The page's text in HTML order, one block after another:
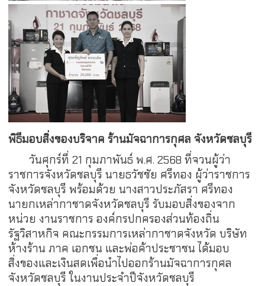
พิธีมอบสิ่งของบริจาค ร้านมัจฉาการกุศล จังหวัดชลบุรี
วันศุกร์ที่ 21 กุมภาพันธ์ พ.ศ. 2568 ที่จวนผู้ว่า
ราชการจังหวัดชลบุรี นายธวัชชัย ศรีทอง ผู้ว่าราชการ
จังหวัดชลบุรี พร้อมด้วย นางสาวประภัสรา ศรีทอง
นายกเหล่ากาชาดจังหวัดชลบุรี รับมอบสิ่งของจาก
หน่วย งานราชการ องค์กรปกครองส่วนท้องถิ่น
รัฐวิสาหกิจ คณะกรรมการเหล่ากาชาดจังหวัด บริษัท
ห้างร้าน ภาค เอกชน และพ่อค้าประชาชน ได้มอบ
สิ่งของและเงินสดเพื่อนำไปออกร้านมัจฉาการกุศล
จังหวัดชลบุรี ในงานประจำปีจังหวัดชลบุรี